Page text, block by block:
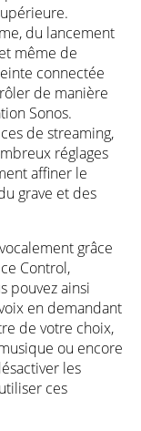
du lancement
même de
connectée
de manière
Sonos.
de streaming,
réglages
affiner le
grave et des
grâce
Control,
pouvez ainsi
en demandant
de votre choix,
ou encore
les
ces